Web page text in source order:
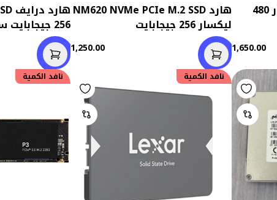
هارد درايف داخلي لكسار 480
1,650.00
هارد NM620 NVMe PCIe M.2 SSD
ليكسار 256 جيجابايت
1,250.00
NS100
نافد الكمية نافد الكمية